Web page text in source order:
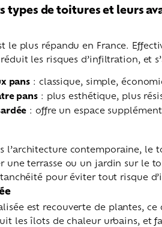
types de toitures et leurs
le plus répandu en France.
les risques d’infiltration, et
pans : classique, simple,
pans: plus esthétique, plus
: offre un espace
l’architecture contemporaine,
une terrasse ou un jardin sur le
pour éviter tout risque
est recouverte de plantes,
les îlots de chaleur urbains, et